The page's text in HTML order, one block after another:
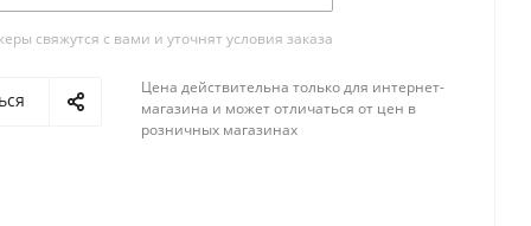
свяжутся с вами и уточнят условия заказа
Цена действительна только для интернет-
магазина и может отличаться от цен в
розничных магазинах